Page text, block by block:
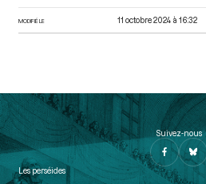
MODIFIÉ LE 11 octobre 2024 à 16:32
Suivez-nous
Les perséides